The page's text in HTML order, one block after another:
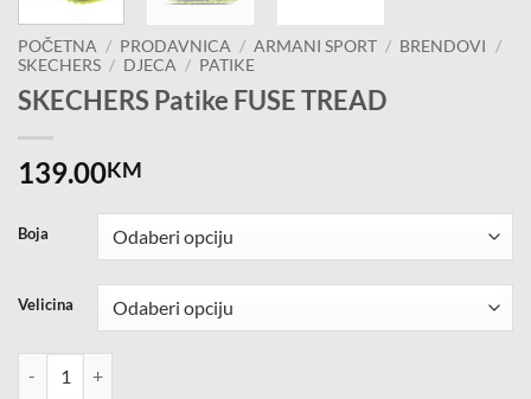
POČETNA / PRODAVNICA / ARMANI SPORT / BRENDOVI
/
SKECHERS / DJECA / PATIKE
SKECHERS Patike FUSE TREAD
139.00KM
Boja
Velicina